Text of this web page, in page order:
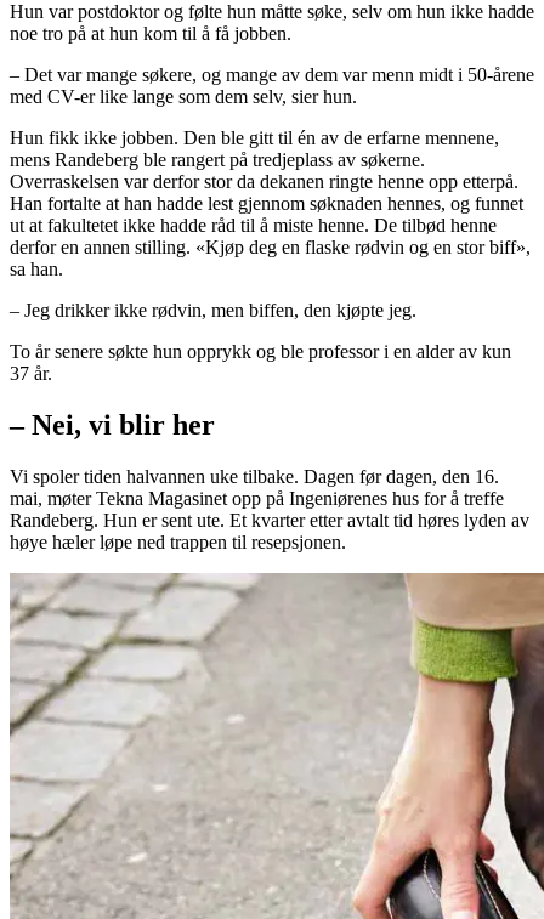
Hun var postdoktor og følte hun måtte søke, selv om hun ikke hadde
noe tro på at hun kom til å få jobben.
– Det var mange søkere, og mange av dem var menn midt i 50-årene
med CV-er like lange som dem selv, sier hun.
Hun fikk ikke jobben. Den ble gitt til én av de erfarne mennene,
mens Randeberg ble rangert på tredjeplass av søkerne.
Overraskelsen var derfor stor da dekanen ringte henne opp etterpå.
Han fortalte at han hadde lest gjennom søknaden hennes, og funnet
ut at fakultetet ikke hadde råd til å miste henne. De tilbød henne
derfor en annen stilling. «Kjøp deg en flaske rødvin og en stor biff»,
sa han.
– Jeg drikker ikke rødvin, men biffen, den kjøpte jeg.
To år senere søkte hun opprykk og ble professor i en alder av kun
37 år.
– Nei, vi blir her
Vi spoler tiden halvannen uke tilbake. Dagen før dagen, den 16.
mai, møter Tekna Magasinet opp på Ingeniørenes hus for å treffe
Randeberg. Hun er sent ute. Et kvarter etter avtalt tid høres lyden av
høye hæler løpe ned trappen til resepsjonen.